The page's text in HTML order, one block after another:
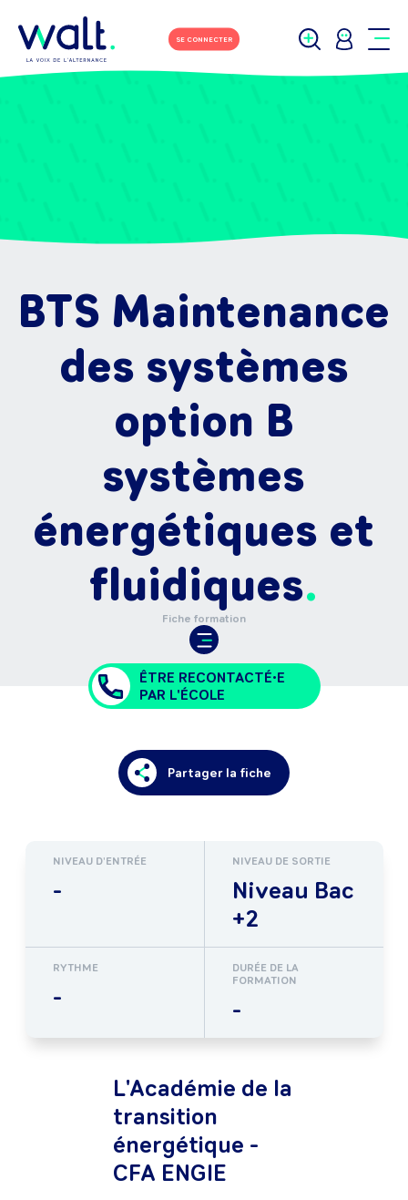
SE CONNECTER
BTS Maintenance
des systèmes
option B
systèmes
énergétiques et
fluidiques
Fiche formation
ÊTRE RECONTACTÉ•E
PAR L'ÉCOLE
Partager la fiche
NIVEAU D'ENTRÉE
-
NIVEAU DE SORTIE
Niveau Bac
+2
RYTHME
-
DURÉE DE LA
FORMATION
-
L'Académie de la
transition
énergétique -
CFA ENGIE